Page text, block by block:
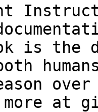
is the
more at